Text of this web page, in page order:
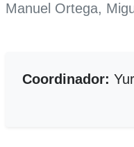
Manuel Ortega,
Coordinador: